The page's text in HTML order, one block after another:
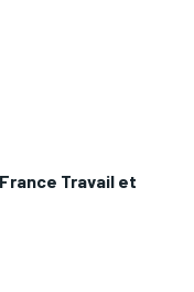
Travail et